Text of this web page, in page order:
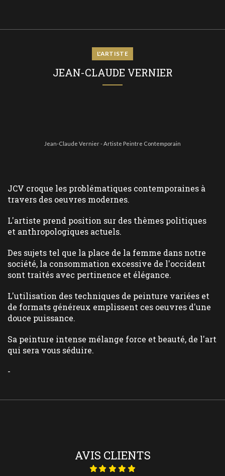
L'ARTISTE
JEAN-CLAUDE VERNIER
Jean-Claude Vernier - Artiste Peintre Contemporain
JCV croque les problématiques contemporaines à
travers des oeuvres modernes.
L'artiste prend position sur des thèmes politiques
et anthropologiques actuels.
Des sujets tel que la place de la femme dans notre
société, la consommation excessive de l'occident
sont traités avec pertinence et élégance.
L'utilisation des techniques de peinture variées et
de formats généreux emplissent ces oeuvres d'une
douce puissance.
Sa peinture intense mélange force et beauté, de l'art
qui sera vous séduire.
-
AVIS CLIENTS